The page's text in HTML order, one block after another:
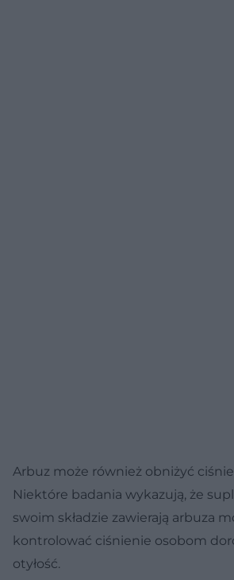
Arbuz może również obniżyć
Niektóre badania wykazują, że
swoim składzie zawierają arbuza
kontrolować ciśnienie osobom
otyłość.